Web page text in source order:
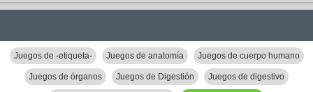
Juegos de -etiqueta- Juegos de anatomía Juegos de cuerpo humano
Juegos de órganos Juegos de Digestión Juegos de digestivo